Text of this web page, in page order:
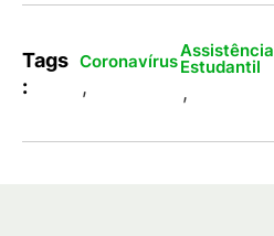
Tags
:
Coronavírus
,
Assistência
Estudantil
,